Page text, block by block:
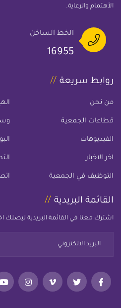
الأهتمام والرعاية.
الخط الساخن
16955
روابط سريعة
من نحن
قطاعات الجمعية
الفيديوهات
اخر الاخبار
التوظيف في الجمعية
القائمة البريدية
اشترك معنا في القائمة البريدية ليصلك